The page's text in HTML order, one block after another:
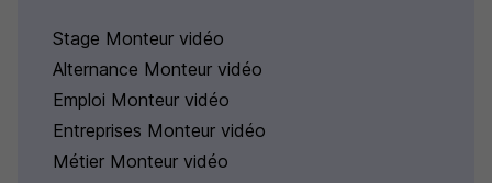
Stage Monteur vidéo
Alternance Monteur vidéo
Emploi Monteur vidéo
Entreprises Monteur vidéo
Métier Monteur vidéo